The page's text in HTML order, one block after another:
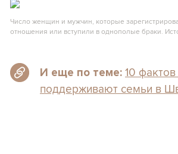
Число женщин и мужчин, которые
отношения или вступили в однополые браки.
И еще по теме: 10
поддерживают семьи в